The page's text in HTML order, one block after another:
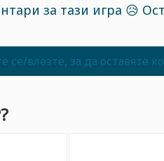
за тази игра 😥
се/влезте, за да оставяте